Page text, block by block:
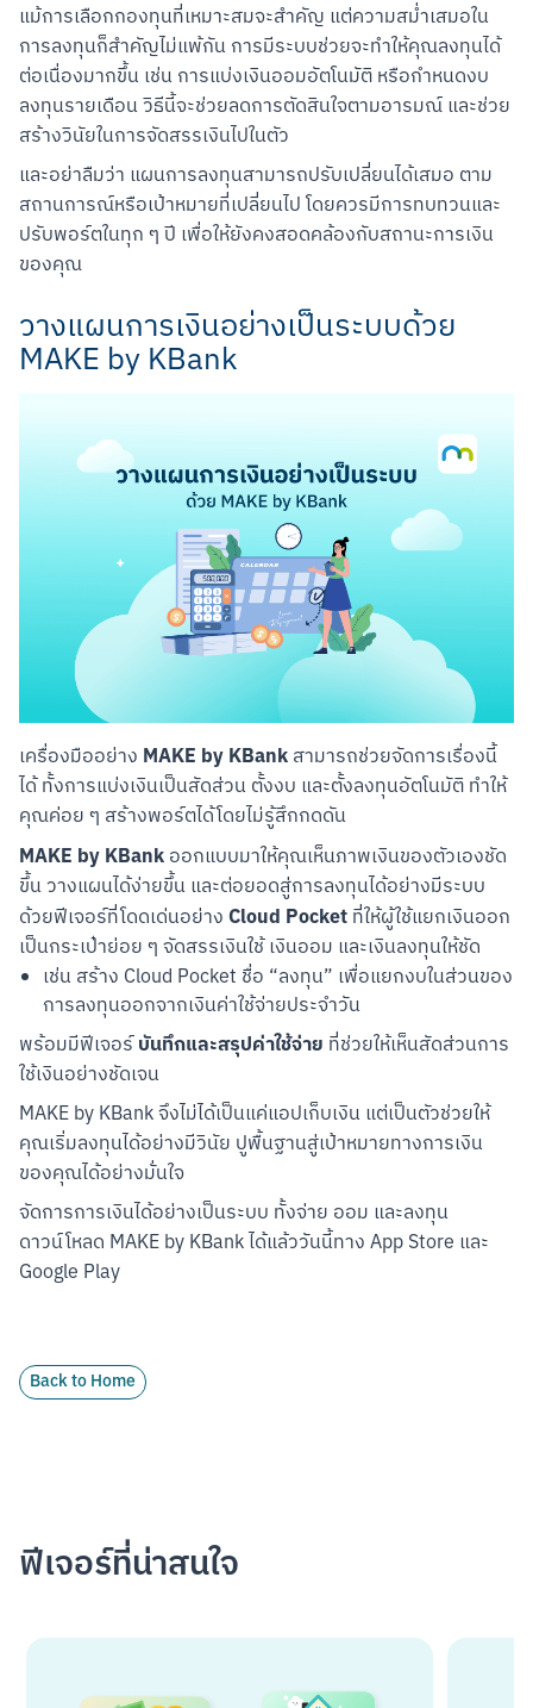
แม้การเลือกกองทุนที่เหมาะสมจะสำคัญ แต่ความสม่ำเสมอใน
การลงทุนก็สำคัญไม่แพ้กัน การมีระบบช่วยจะทำให้คุณลงทุนได้
ต่อเนื่องมากขึ้น เช่น การแบ่งเงินออมอัตโนมัติ หรือกำหนดงบ
ลงทุนรายเดือน วิธีนี้จะช่วยลดการตัดสินใจตามอารมณ์ และช่วย
สร้างวินัยในการจัดสรรเงินไปในตัว
และอย่าลืมว่า แผนการลงทุนสามารถปรับเปลี่ยนได้เสมอ ตาม
สถานการณ์หรือเป้าหมายที่เปลี่ยนไป โดยควรมีการทบทวนและ
ปรับพอร์ตในทุก ๆ ปี เพื่อให้ยังคงสอดคล้องกับสถานะการเงิน
ของคุณ
วางแผนการเงินอย่างเป็นระบบด้วย
MAKE by KBank
เครื่องมืออย่าง MAKE by KBank สามารถช่วยจัดการเรื่องนี้
ได้ ทั้งการแบ่งเงินเป็นสัดส่วน ตั้งงบ และตั้งลงทุนอัตโนมัติ ทำให้
คุณค่อย ๆ สร้างพอร์ตได้โดยไม่รู้สึกกดดัน
MAKE by KBank ออกแบบมาให้คุณเห็นภาพเงินของตัวเองชัด
ขึ้น วางแผนได้ง่ายขึ้น และต่อยอดสู่การลงทุนได้อย่างมีระบบ
ด้วยฟีเจอร์ที่โดดเด่นอย่าง Cloud Pocket ที่ให้ผู้ใช้แยกเงินออก
เป็นกระเป๋าย่อย ๆ จัดสรรเงินใช้ เงินออม และเงินลงทุนให้ชัด
เช่น สร้าง Cloud Pocket ชื่อ “ลงทุน” เพื่อแยกงบในส่วนของ
การลงทุนออกจากเงินค่าใช้จ่ายประจำวัน
พร้อมมีฟีเจอร์ บันทึกและสรุปค่าใช้จ่าย ที่ช่วยให้เห็นสัดส่วนการ
ใช้เงินอย่างชัดเจน
MAKE by KBank จึงไม่ได้เป็นแค่แอปเก็บเงิน แต่เป็นตัวช่วยให้
คุณเริ่มลงทุนได้อย่างมีวินัย ปูพื้นฐานสู่เป้าหมายทางการเงิน
ของคุณได้อย่างมั่นใจ
จัดการการเงินได้อย่างเป็นระบบ ทั้งจ่าย ออม และลงทุน
ดาวน์โหลด MAKE by KBank ได้แล้ววันนี้ทาง App Store และ
Google Play
Back to Home
ฟีเจอร์ที่น่าสนใจ